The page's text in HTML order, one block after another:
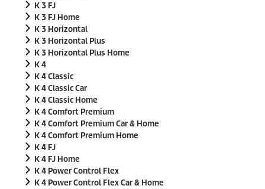
K 3 FJ
K 3 FJ Home
K 3 Horizontal
K 3 Horizontal Plus
K 3 Horizontal Plus Home
K 4
K 4 Classic
K 4 Classic Car
K 4 Classic Home
K 4 Comfort Premium
K 4 Comfort Premium Car & Home
K 4 Comfort Premium Home
K 4 FJ
K 4 FJ Home
K 4 Power Control Flex
K 4 Power Control Flex Car & Home